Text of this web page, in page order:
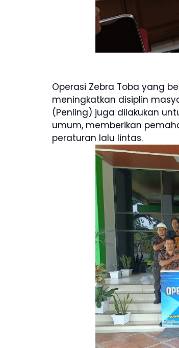
Operasi Zebra Toba yang
meningkatkan disiplin
(Penling) juga dilakukan
umum, memberikan
peraturan lalu lintas.